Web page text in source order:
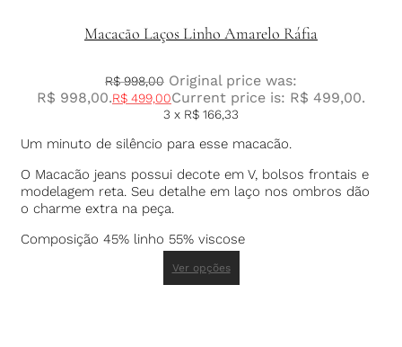
Macacão Laços Linho Amarelo Ráfia
R$998,00 Original price was:
R$ 998,00.R$ 499,00Current price is: R$ 499,00.
3 x R$ 166,33
Um minuto de silêncio para esse macacão.
O Macacão jeans possui decote em V, bolsos frontais e
modelagem reta. Seu detalhe em laço nos ombros dão
o charme extra na peça.
Composição 45% linho 55% viscose
Ver opções